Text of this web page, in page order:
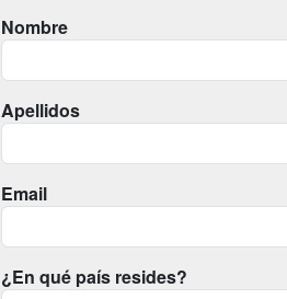
Nombre
Apellidos
Email
¿En qué país resides?